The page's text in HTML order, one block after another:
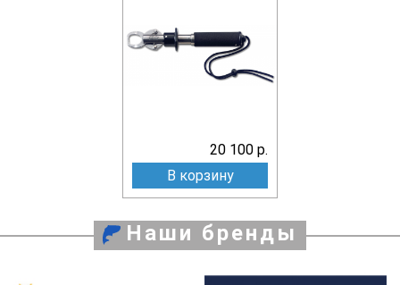
20 100 р.
В корзину
Наши бренды